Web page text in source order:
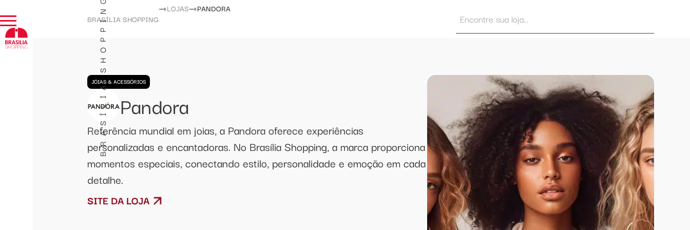
BRASÍLIA SHOPPING
BRASÍLIA SHOPPING
LOJAS PANDORA
JÓIAS & ACESSÓRIOS
Pandora
Referência mundial em joias, a Pandora oferece experiências
personalizadas e encantadoras. No Brasília Shopping, a marca proporciona
momentos especiais, conectando estilo, personalidade e emoção em cada
detalhe.
SITE DA LOJA